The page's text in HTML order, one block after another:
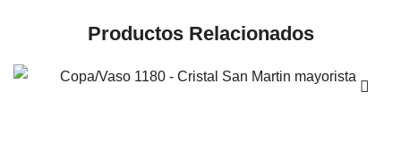
Productos Relacionados